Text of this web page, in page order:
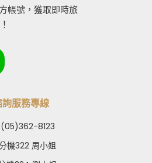
帳號，獲取即時旅
詢服務專線
(05)362-8123
機322 周小姐